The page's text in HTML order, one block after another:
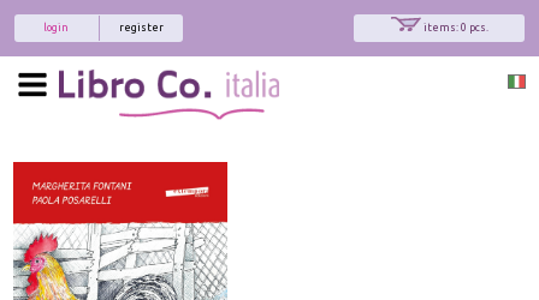
items: 0 pcs.
register
login